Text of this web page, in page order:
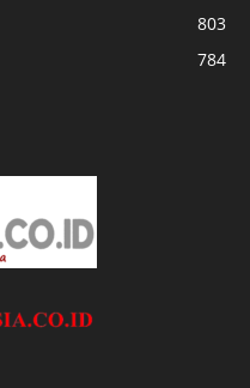
803
784